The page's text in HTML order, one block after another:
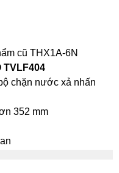
cũ THX1A-6N
TVLF404
chặn nước xả nhấn
352 mm